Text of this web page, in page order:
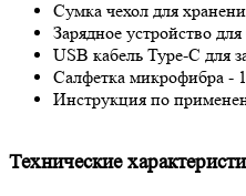
Сумка чехол для
Зарядное устройство
USB кабель Type-C для
Салфетка микрофибра -
Инструкция по
Технические